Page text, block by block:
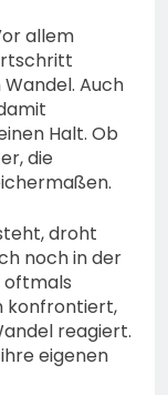
allem
Auch
Halt. Ob
die
droht
noch in der
oftmals
konfrontiert,
reagiert.
eigenen